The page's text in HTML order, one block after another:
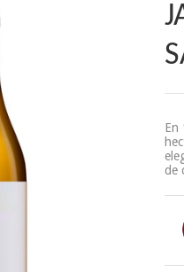
En
de